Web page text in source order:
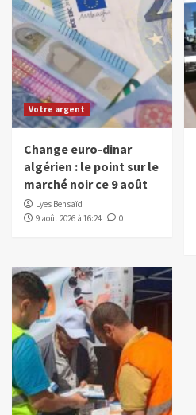
Votre argent
Change euro-dinar
algérien : le point sur le
marché noir ce 9 août
Lyes Bensaïd
9 août 2026 à 16:24
0